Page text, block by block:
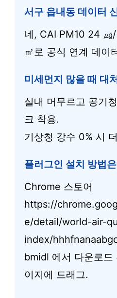
서구 읍내동 데이터
네, CAI PM10 24 ㎍
㎥로 공식 연계 데이
미세먼지 많을 때 대
실내 머무르고 공기
크 착용.
기상청 강수 0% 시
플러그인 설치 방법
Chrome 스토어
https://
e/detail/world-air-
index/
bmidl 에서 다운로
이지에 드래그.